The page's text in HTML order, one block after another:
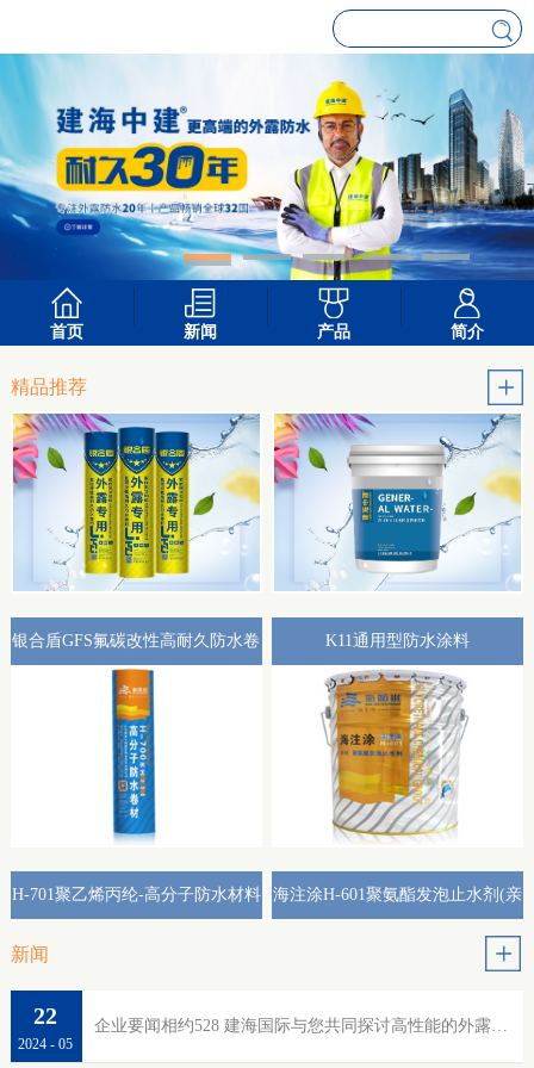
首页 新闻 产品 简介
精品推荐
银合盾GFS氟碳改性高耐久防水卷
材外露专用(热熔型)
K11通用型防水涂料
H-701聚乙烯丙纶-高分子防水材料 海注涂H-601聚氨酯发泡止水剂(亲
新闻
企业要闻相约528 建海国际与您共同探讨高性能的外露防水
2024 - 05
22